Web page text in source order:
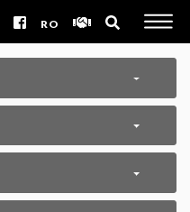
RO